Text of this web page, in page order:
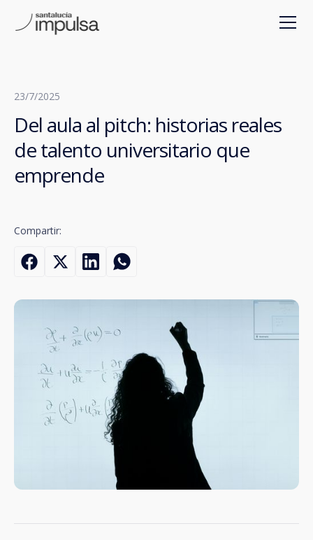
23/7/2025
Del aula al pitch: historias reales
de talento universitario que
emprende
Compartir: